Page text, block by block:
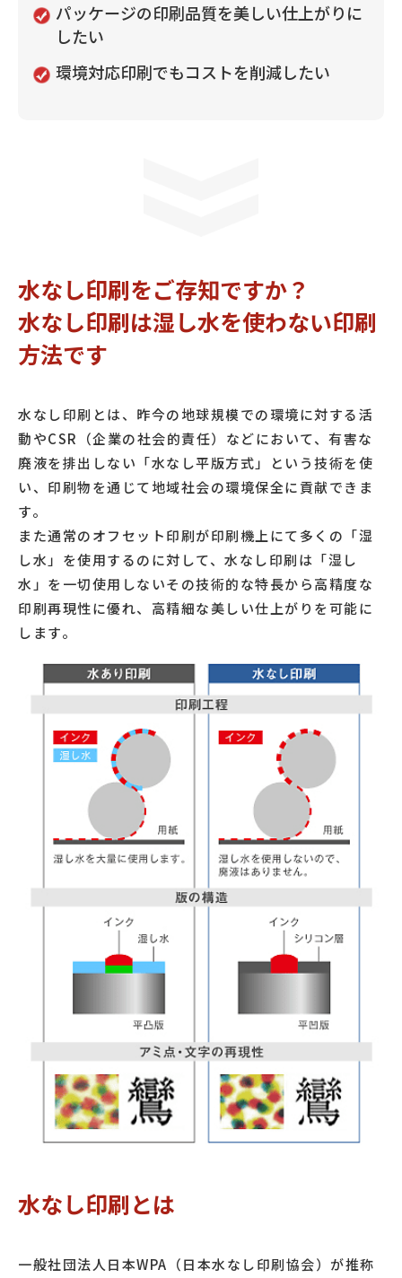
パッケージの印刷品質を美しい仕上がりに
したい
環境対応印刷でもコストを削減したい
水なし印刷をご存知ですか？
水なし印刷は湿し水を使わない印刷
方法です
水なし印刷とは、昨今の地球規模での環境に対する活
動やCSR（企業の社会的責任）などにおいて、有害な
廃液を排出しない「水なし平版方式」という技術を使
い、印刷物を通じて地域社会の環境保全に貢献できま
す。
また通常のオフセット印刷が印刷機上にて多くの「湿
し水」を使用するのに対して、水なし印刷は「湿し
水」を一切使用しないその技術的な特長から高精度な
印刷再現性に優れ、高精細な美しい仕上がりを可能に
します。
水なし印刷とは
一般社団法人日本WPA（日本水なし印刷協会）が推称